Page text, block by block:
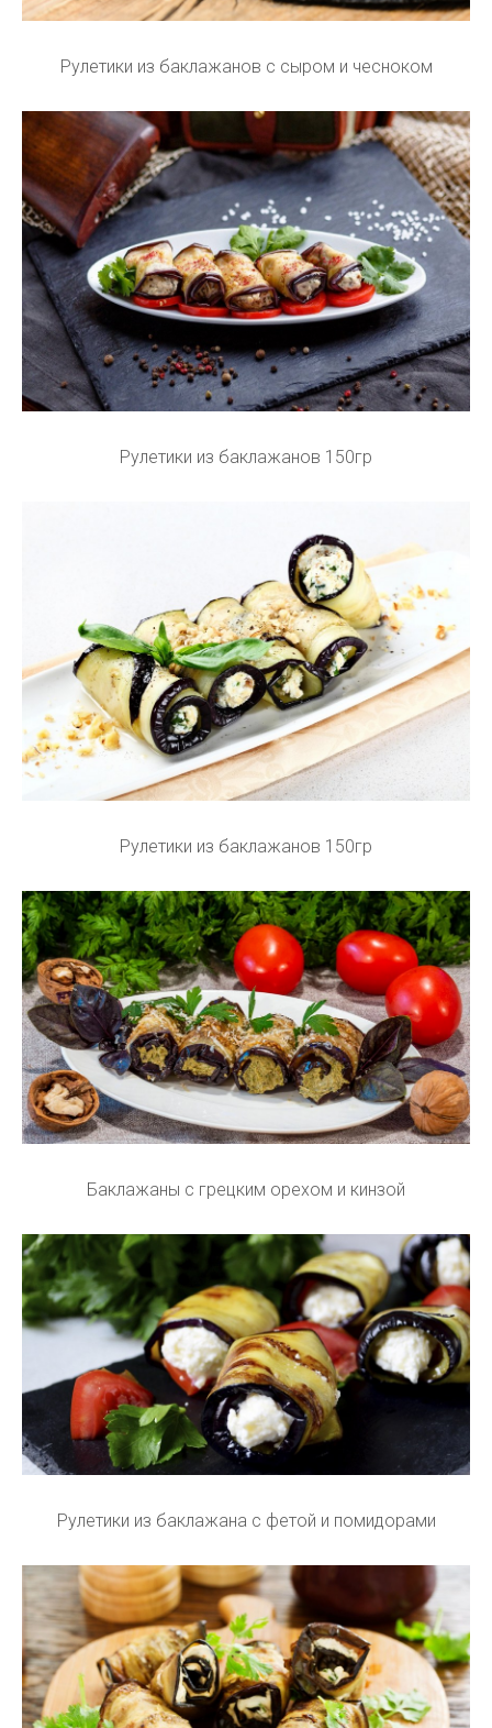
Рулетики из баклажанов с сыром и чесноком
Рулетики из баклажанов 150гр
Рулетики из баклажанов 150гр
Баклажаны с грецким орехом и кинзой
Рулетики из баклажана с фетой и помидорами